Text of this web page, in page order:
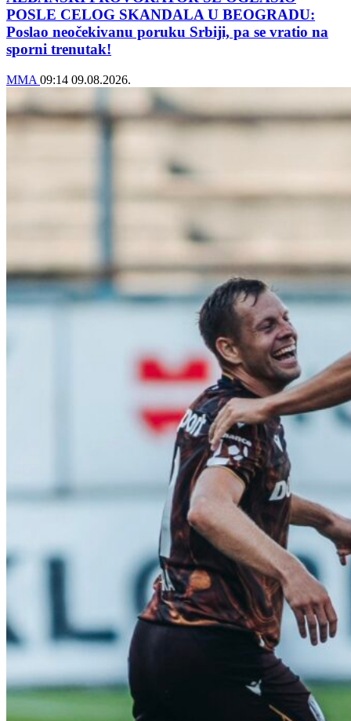
POSLE CELOG SKANDALA U BEOGRADU:
Poslao neočekivanu poruku Srbiji, pa se vratio na
sporni trenutak!
MMA 09:14 09.08.2026.